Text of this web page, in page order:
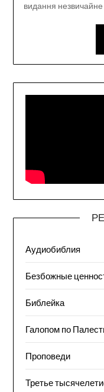
видання
Аудиобиблия
Безбожные
Библейка
Галопом по
Проповеди
Третье